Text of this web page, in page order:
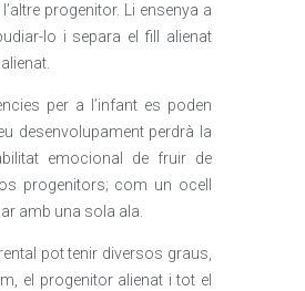
progenitor. Li ensenya a
lo i separa el fill alienat
per a l’infant es poden
desenvolupament perdrà la
emocional de fruir de
progenitors; com un ocell
amb una sola ala.
pot tenir diversos graus,
el progenitor alienat i tot el